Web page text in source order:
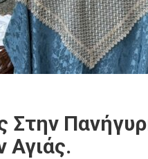
Στην
Αγιάς.